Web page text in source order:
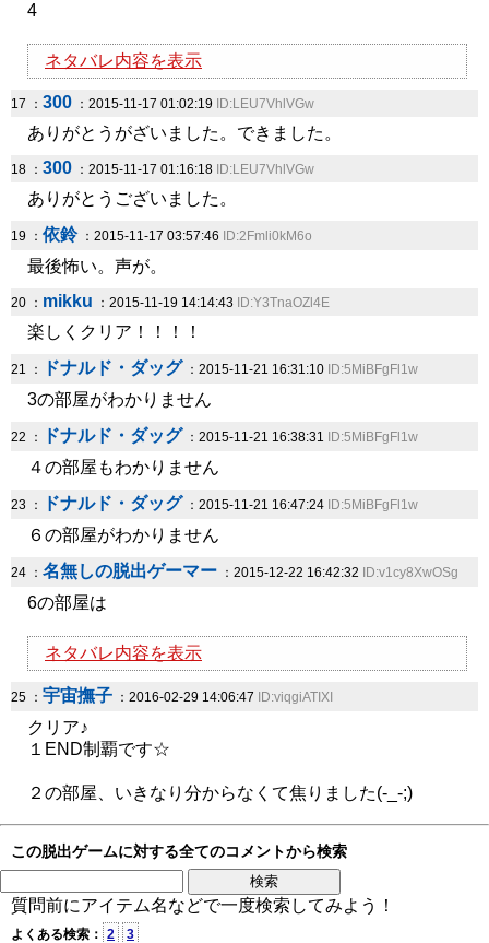
4
ネタバレ内容を表示
17 ： 300 ：2015-11-17 01:02:19 ID:LEU7VhlVGw
ありがとうがざいました。できました。
18 ： 300 ：2015-11-17 01:16:18 ID:LEU7VhlVGw
ありがとうございました。
19 ： 依鈴：2015-11-17 03:57:46 ID:2Fmli0kM6o
最後怖い。声が。
20 ： mikku ：2015-11-19 14:14:43 ID:Y3TnaOZl4E
楽しくクリア！！！！
21 ： ドナルド・ダッグ ：2015-11-21 16:31:10 ID:5MiBFgFl1w
3の部屋がわかりません
22 ： ドナルド・ダッグ ：2015-11-21 16:38:31 ID:5MiBFgFl1w
４の部屋もわかりません
23 ： ドナルド・ダッグ ：2015-11-21 16:47:24 ID:5MiBFgFl1w
６の部屋がわかりません
24 ： 名無しの脱出ゲーマー ：2015-12-22 16:42:32 ID:v1cy8XwOSg
6の部屋は
ネタバレ内容を表示
25 ： 宇宙撫子 ：2016-02-29 14:06:47 ID:viqgiATIXI
クリア♪
１END制覇です☆
２の部屋、いきなり分からなくて焦りました(-_-;)
この脱出ゲームに対する全てのコメントから検索
質問前にアイテム名などで一度検索してみよう！
よくある検索： 2 3